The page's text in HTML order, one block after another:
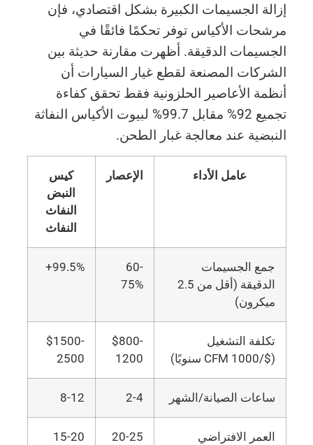
إزالة الجسيمات الكبيرة بشكل اقتصادي، فإن
مرشحات الأكياس توفر تحكمًا فائقًا في
الجسيمات الدقيقة. أظهرت مقارنة حديثة بين
الشركات المصنعة لقطع غيار السيارات أن
أنظمة الأعاصير الحلزونية فقط تحقق كفاءة
تجميع 92% مقابل 99.7% لبيوت الأكياس النفاثة
النبضية عند معالجة غبار الطحن.
عامل الأداء الإعصار
كيس
النبض
النفاث
النفاث
جمع الجسيمات
الدقيقة (أقل من 2.5
ميكرون)
60-
75%
99.5%+
تكلفة التشغيل
($/1000 CFM سنويًا)
$800-
1200
$1500-
2500
ساعات الصيانة/الشهر 2-4
8-12
العمر الافتراضي
20-25
15-20